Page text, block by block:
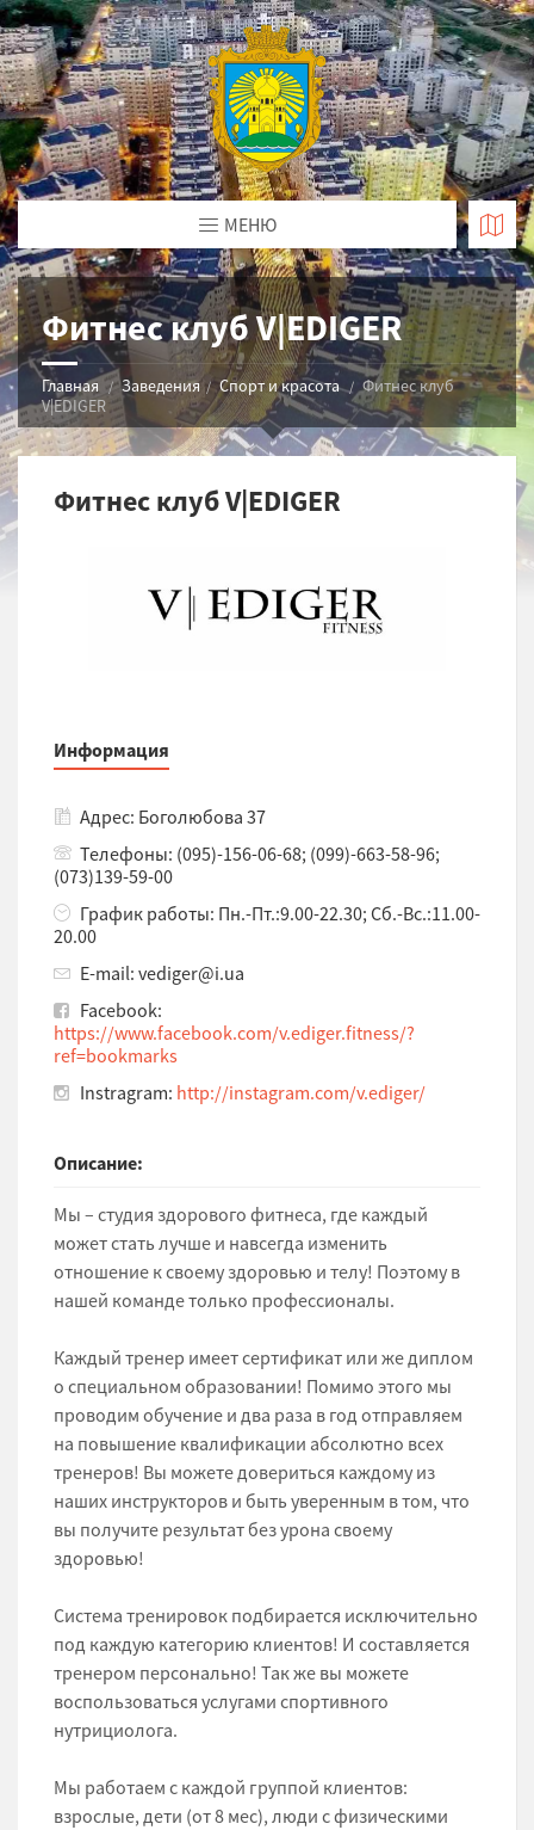
МЕНЮ
Фитнес клуб V|EDIGER
Главная Заведения Спорт и красота
Фитнес клуб
V|EDIGER
Фитнес клуб V|EDIGER
Информация
Адрес: Боголюбова 37
Телефоны: (095)-156-06-68; (099)-663-58-96;
(073)139-59-00
График работы: Пн.-Пт.:9.00-22.30; Сб.-Вс.:11.00-
20.00
E-mail: vediger@i.ua
Facebook:
https://www.facebook.com/v.ediger.fitness/?
ref=bookmarks
Instragram: http://instagram.com/v.ediger/
Описание:
Мы – студия здорового фитнеса, где каждый
может стать лучше и навсегда изменить
отношение к своему здоровью и телу! Поэтому в
нашей команде только профессионалы.
Каждый тренер имеет сертификат или же диплом
о специальном образовании! Помимо этого мы
проводим обучение и два раза в год отправляем
на повышение квалификации абсолютно всех
тренеров! Вы можете довериться каждому из
наших инструкторов и быть уверенным в том, что
вы получите результат без урона своему
здоровью!
Система тренировок подбирается исключительно
под каждую категорию клиентов! И составляется
тренером персонально! Так же вы можете
воспользоваться услугами спортивного
нутрициолога.
Мы работаем с каждой группой клиентов:
взрослые, дети (от 8 мес), люди с физическими